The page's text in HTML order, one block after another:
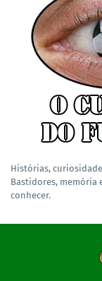
Histórias,
Bastidores, memória
conhecer.